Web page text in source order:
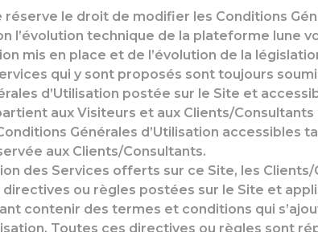
réserve le droit de modifier les Conditions
l’évolution technique de la plateforme lune
mis en place et de l’évolution de la
qui y sont proposés sont toujours
d’Utilisation postée sur le Site et
aux Visiteurs et aux Clients/
Générales d’Utilisation accessibles
aux Clients/Consultants.
des Services offerts sur ce Site, les
ou règles postées sur le Site et
contenir des termes et conditions qui
Toutes ces directives ou règles sont